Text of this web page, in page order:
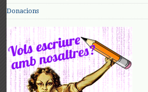
Donacions